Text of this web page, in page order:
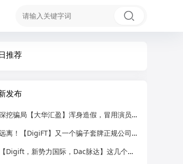
推荐
发布
挖骗局【大华汇盈】浑身造假，冒用演员充当总监，啼笑皆非！
离！【DigiFT】又一个骗子套牌正规公司资料搞的分红类资金盘骗局！
【Digift，新势力国际，Dac脉达】这几个项目马上崩盘跑路，别再被骗了！